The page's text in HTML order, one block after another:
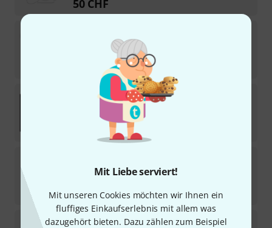
Mit Liebe serviert!
Mit unseren Cookies möchten wir Ihnen ein
fluffiges Einkaufserlebnis mit allem was
dazugehört bieten. Dazu zählen zum Beispiel
50 CHF
Download-Lizenz
CHF
Sonnox ListenHub
Download-Lizenz
7
226CHF
SonnoxVoca